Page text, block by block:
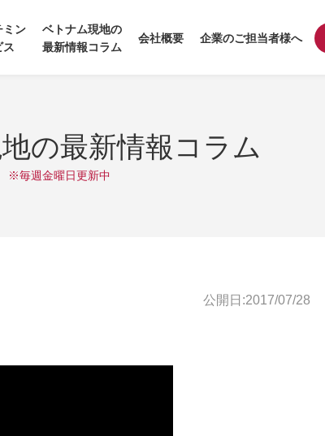
ミン
ス
ベトナム現地の
最新情報コラム
会社概要 企業のご担当者様へ
の最新情報コラム
※毎週金曜日更新中
公開日:2017/07/28